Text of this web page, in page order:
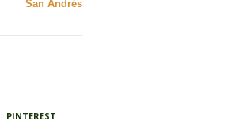
San Andrés
PINTEREST